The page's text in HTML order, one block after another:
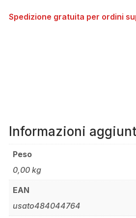
Spedizione gratuita per ordini
Informazioni
Peso
0,00 kg
EAN
usato484044764